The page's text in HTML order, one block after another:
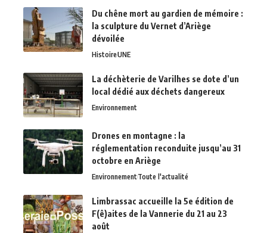
Du chêne mort au gardien de mémoire :
la sculpture du Vernet d’Ariège
dévoilée
HistoireUNE
La déchèterie de Varilhes se dote d’un
local dédié aux déchets dangereux
Environnement
Drones en montagne : la
réglementation reconduite jusqu’au 31
octobre en Ariège
EnvironnementToute l'actualité
Limbrassac accueille la 5e édition de
F(ê)aites de la Vannerie du 21 au 23
août